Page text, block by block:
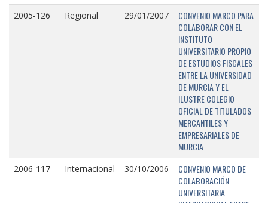
2005-126 Regional 29/01/2007
CONVENIO MARCO PARA
COLABORAR CON EL
INSTITUTO
UNIVERSITARIO PROPIO
DE ESTUDIOS FISCALES
ENTRE LA UNIVERSIDAD
DE MURCIA Y EL
ILUSTRE COLEGIO
OFICIAL DE TITULADOS
MERCANTILES Y
EMPRESARIALES DE
MURCIA
2006-117 Internacional 30/10/2006
CONVENIO MARCO DE
COLABORACIÓN
UNIVERSITARIA